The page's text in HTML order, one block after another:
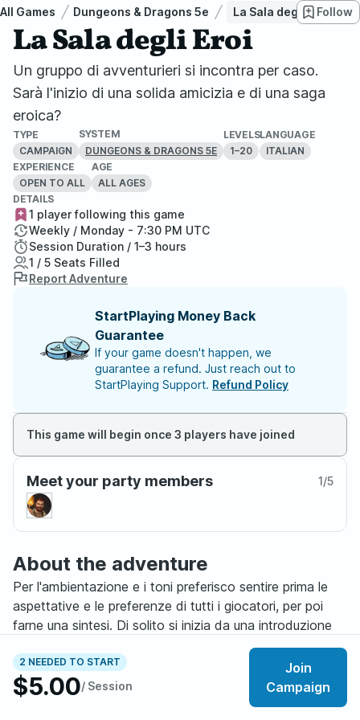
All Games Dungeons & Dragons 5e La Sala degli EroiFollow
La Sala degli Eroi
Un gruppo di avventurieri si incontra per caso.
Sarà l'inizio di una solida amicizia e di una saga
eroica?
TYPE
CAMPAIGN
SYSTEM
DUNGEONS & DRAGONS 5E
LEVELS
1–20
LANGUAGE
ITALIAN
EXPERIENCE
OPEN TO ALL
AGE
ALL AGES
2 NEEDED TO START
$5.00/ Session
Join
Campaign
DETAILS
1 player following this game
Weekly / Monday - 7:30 PM UTC
Session Duration / 1–3 hours
1 / 5 Seats Filled
Report Adventure
StartPlaying Money Back
Guarantee
If your game doesn't happen, we
guarantee a refund. Just reach out to
StartPlaying Support. Refund Policy
This game will begin once 3 players have joined
Meet your party members 1/5
About the adventure
Per l'ambientazione e i toni preferisco sentire prima le
aspettative e le preferenze di tutti i giocatori, per poi
farne una sintesi. Di solito si inizia da una introduzione
dei personaggi, alle meccaniche e al mondo di gioco,
specialmente se i partecipanti sono alle prime armi.
Successivamente cerco di far evolvere la narrazione in
base alle scelte dei personaggi e di tenere il mondo